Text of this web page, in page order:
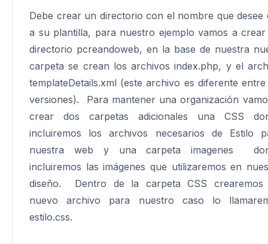
Debe crear un directorio con el nombre que desee
a su plantilla, para nuestro ejemplo vamos a
directorio pcreandoweb, en la base de nuestra
carpeta se crean los archivos index.php, y el
templateDetails.xml (este archivo es diferente entre
versiones). Para mantener una organización
crear dos carpetas adicionales una CSS
incluiremos los archivos necesarios de Estilo
nuestra web y una carpeta imagenes
incluiremos las imágenes que utilizaremos en
diseño. Dentro de la carpeta CSS crearemos
nuevo archivo para nuestro caso lo
estilo.css.